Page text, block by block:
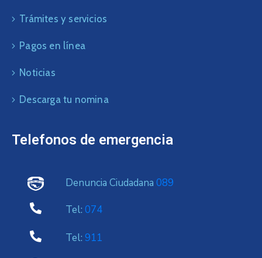
Trámites y servicios
Pagos en línea
Noticias
Descarga tu nomina
Telefonos de emergencia
Denuncia Ciudadana 089
Tel: 074
Tel: 911